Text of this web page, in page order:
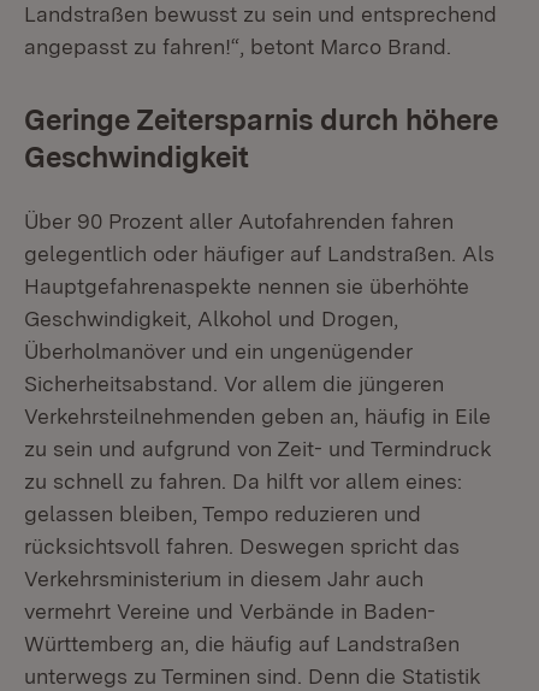
Landstraßen bewusst zu sein und entsprechend
angepasst zu fahren!“, betont Marco Brand.
Geringe Zeitersparnis durch höhere
Geschwindigkeit
Über 90 Prozent aller Autofahrenden fahren
gelegentlich oder häufiger auf Landstraßen. Als
Hauptgefahrenaspekte nennen sie überhöhte
Geschwindigkeit, Alkohol und Drogen,
Überholmanöver und ein ungenügender
Sicherheitsabstand. Vor allem die jüngeren
Verkehrsteilnehmenden geben an, häufig in Eile
zu sein und aufgrund von Zeit- und Termindruck
zu schnell zu fahren. Da hilft vor allem eines:
gelassen bleiben, Tempo reduzieren und
rücksichtsvoll fahren. Deswegen spricht das
Verkehrsministerium in diesem Jahr auch
vermehrt Vereine und Verbände in Baden-
Württemberg an, die häufig auf Landstraßen
unterwegs zu Terminen sind. Denn die Statistik